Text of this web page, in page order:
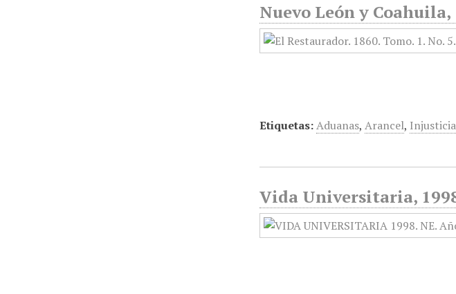
Nuevo León y Coahuila,
Etiquetas:Aduanas,Arancel, Injusticia
Vida Universitaria,